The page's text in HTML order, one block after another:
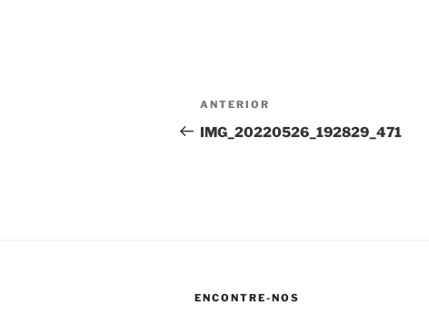
Navegação
de
Conteúdo
anterior
ANTERIOR
IMG_20220526_192829_471
ENCONTRE-NOS